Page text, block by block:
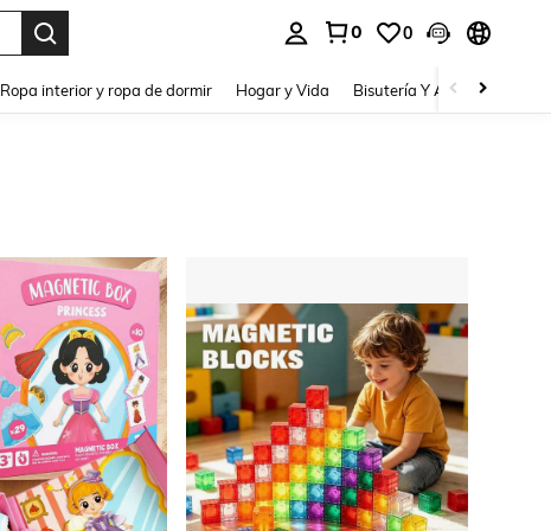
0 0
Ropa interior y ropa de dormir Hogar y Vida Bisutería Y Accesorios